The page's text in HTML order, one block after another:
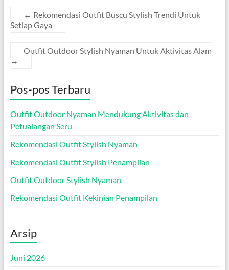
← Rekomendasi Outfit Buscu Stylish Trendi Untuk
Setiap Gaya
Outfit Outdoor Stylish Nyaman Untuk Aktivitas Alam
→
Pos-pos Terbaru
Outfit Outdoor Nyaman Mendukung Aktivitas dan
Petualangan Seru
Rekomendasi Outfit Stylish Nyaman
Rekomendasi Outfit Stylish Penampilan
Outfit Outdoor Stylish Nyaman
Rekomendasi Outfit Kekinian Penampilan
Arsip
Juni 2026